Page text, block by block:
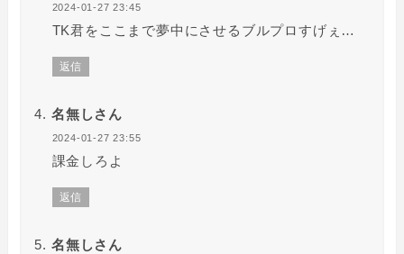
2024-01-27 23:45
TK君をここまで夢中にさせるブルプロすげぇ…
返信
名無しさん
2024-01-27 23:55
課金しろよ
返信
名無しさん